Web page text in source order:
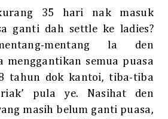
35 hari nak masuk
ganti dah settle ke ladies?
mentang la den
menggantikan semua puasa
tahun dok kantoi, tiba-tiba
pula ye. Nasihat den
masih belum ganti puasa,